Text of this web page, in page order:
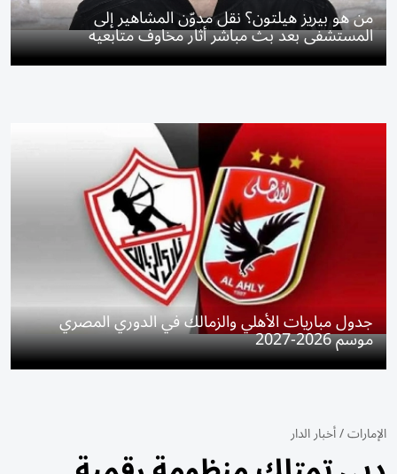
من هو بيريز هيلتون؟ نقل مدوّن المشاهير إلى
المستشفى بعد بث مباشر أثار مخاوف متابعيه
جدول مباريات الأهلي والزمالك في الدوري المصري
موسم 2026-2027
الإمارات/أخبار الدار